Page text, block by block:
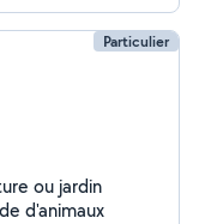
Particulier
d'animaux